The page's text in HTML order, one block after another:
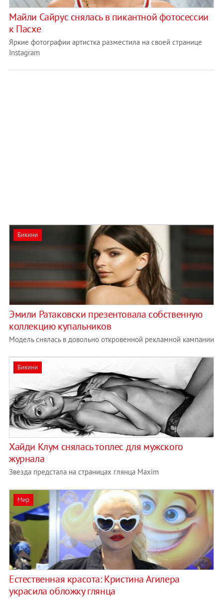
Майли Сайрус снялась в пикантной фотосессии
к Пасхе
Яркие фотографии артистка разместила на своей странице
Instagram
Бикини
Эмили Ратаковски презентовала собственную
коллекцию купальников
Модель снялась в довольно откровенной рекламной кампании
Бикини
Хайди Клум снялась топлес для мужского
журнала
Звезда предстала на страницах глянца Maxim
Мир
Естественная красота: Кристина Агилера
украсила обложку глянца